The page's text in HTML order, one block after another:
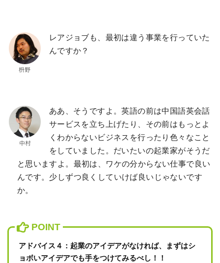
レアジョブも、最初は違う事業を行っていた
んですか？
ああ、そうですよ。英語の前は中国語英会話
サービスを立ち上げたり、その前はもっとよ
くわからないビジネスを行ったり色々なこと
をしていました。だいたいの起業家がそうだ
と思いますよ。最初は、ワケの分からない仕事で良い
んです。少しずつ良くしていけば良いじゃないです
か。
アドバイス４：起業のアイデアがなければ、まずはシ
ョボいアイデアでも手をつけてみるべし！！